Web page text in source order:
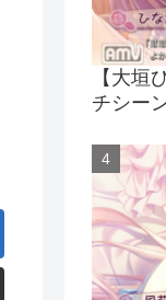
【大垣
チシー